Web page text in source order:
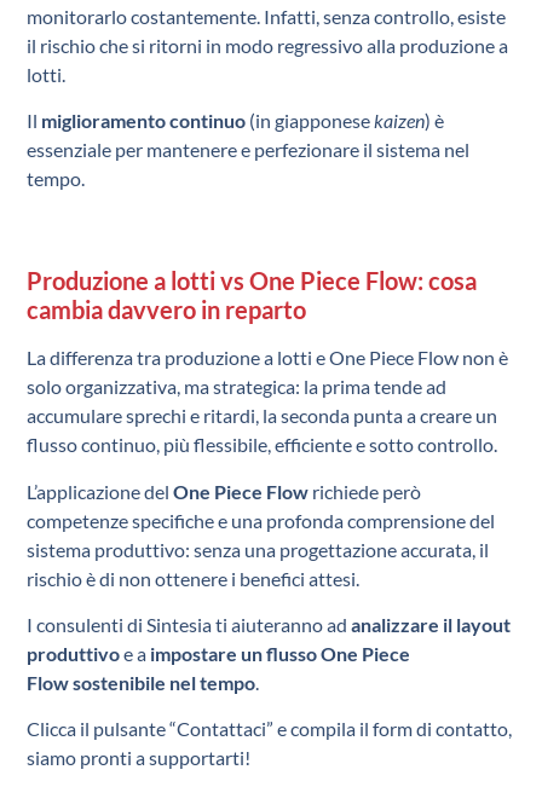
monitorarlo costantemente. Infatti, senza controllo, esiste
il rischio che si ritorni in modo regressivo alla produzione a
lotti.
Il miglioramento continuo (in giapponesekaizen) è
essenziale per mantenere e perfezionare il sistema nel
tempo.
Produzione a lotti vs One Piece Flow: cosa
cambia davvero in reparto
La differenza tra produzione a lotti e One Piece Flow non è
solo organizzativa, ma strategica: la prima tende ad
accumulare sprechi e ritardi, la seconda punta a creare un
flusso continuo, più flessibile, efficiente e sotto controllo.
L’applicazione del One Piece Flow richiede però
competenze specifiche e una profonda comprensione del
sistema produttivo: senza una progettazione accurata, il
rischio è di non ottenere i benefici attesi.
I consulenti di Sintesia ti aiuteranno adanalizzare il layout
produttivoe a impostare un flusso One Piece
Flow sostenibile nel tempo.
Clicca il pulsante “Contattaci” e compila il form di contatto,
siamo pronti a supportarti!